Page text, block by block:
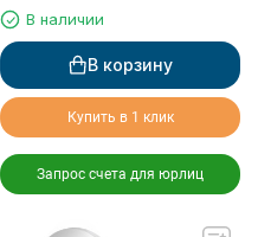
бронзовый
В наличии
В корзину
Купить в 1 клик
Запрос счета для юрлиц